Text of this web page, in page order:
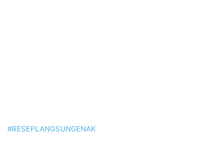
#RESEPLANGSUNGENAK